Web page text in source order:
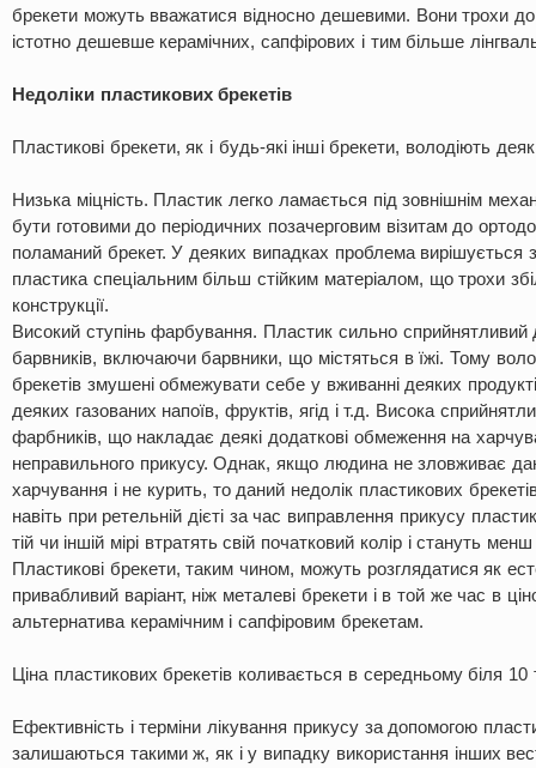
брекети можуть вважатися відносно дешевими. Вони трохи
істотно дешевше керамічних, сапфірових і тим більше
Недоліки пластикових брекетів
Пластикові брекети, як і будь-які інші брекети, володіють
Низька міцність. Пластик легко ламається під зовнішнім
бути готовими до періодичних позачерговим візитам до
поламаний брекет. У деяких випадках проблема вирішується
пластика спеціальним більш стійким матеріалом, що трохи
конструкції.
Високий ступінь фарбування. Пластик сильно сприйнятливий
барвників, включаючи барвники, що містяться в їжі. Тому
брекетів змушені обмежувати себе у вживанні деяких
деяких газованих напоїв, фруктів, ягід і т.д. Висока
фарбників, що накладає деякі додаткові обмеження на
неправильного прикусу. Однак, якщо людина не зловживає
харчування і не курить, то даний недолік пластикових
навіть при ретельній дієті за час виправлення прикусу
тій чи іншій мірі втратять свій початковий колір і стануть
Пластикові брекети, таким чином, можуть розглядатися як
привабливий варіант, ніж металеві брекети і в той же час в
альтернатива керамічним і сапфіровим брекетам.
Ціна пластикових брекетів коливається в середньому біля 10
Ефективність і терміни лікування прикусу за допомогою
залишаються такими ж, як і у випадку використання інших